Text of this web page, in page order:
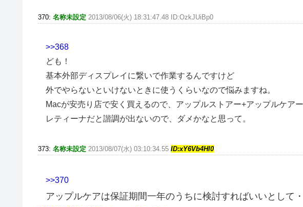
370: 名称未設定 2013/08/06(火) 18:31:47.48 ID:OzkJUiBp0
>>368
ども！
基本外部ディスプレイに繋いで作業するんですけど
外でやらないといけないときに使うくらいなので悩みますね。
Macが安売り店で安く買えるので、アップルストアー+アップルケア
レティーナだと諧調が出ないので、ダメかなと思って。
373: 名称未設定 2013/08/07(水) 03:10:34.55 ID:xY6Vb4HI0
>>370
アップルケアは保証期間一年のうちに検討すればいいとして・